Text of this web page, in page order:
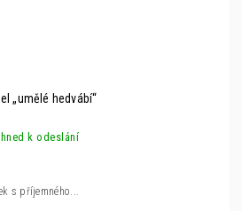
„umělé hedvábí“
k odeslání
s příjemného...